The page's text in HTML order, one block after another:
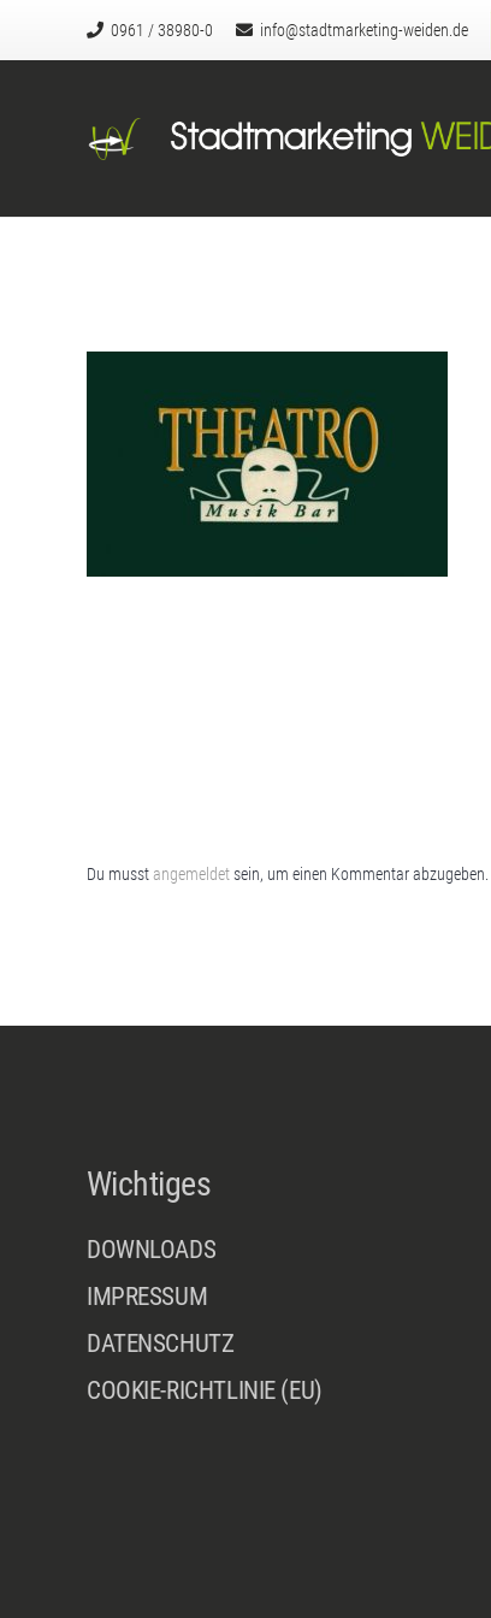
0961 / 38980-0 info@stadtmarketing-weiden.de
Du musstangemeldetsein, um einen Kommentar abzugeben.
Wichtiges
DOWNLOADS
IMPRESSUM
DATENSCHUTZ
COOKIE-RICHTLINIE (EU)